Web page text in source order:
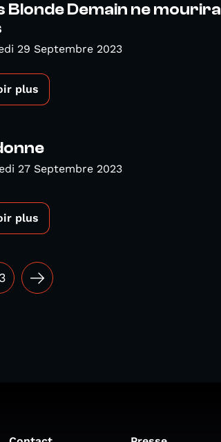
Blonde Demain ne mourira
29 Septembre 2023
plus
27 Septembre 2023
plus